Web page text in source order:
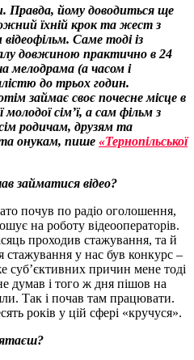
Правда, йому доводиться ще
їхній крок та жест з
Саме тоді із
довжиною практично в 24
мелодрама (а часом і
до трьох годин.
займає своє почесне місце в
молодої сім’ї, а сам фільм з
родичам, друзям та
онукам, пише «Тернопільської
займатися відео?
почув по радіо оголошення,
на роботу відеооператорів.
проходив стажування, та й
стажування у нас був конкурс –
суб’єктивних причин мене тоді
думав і того ж дня пішов на
Так і почав там працювати.
років у цій сфері «кручуся».